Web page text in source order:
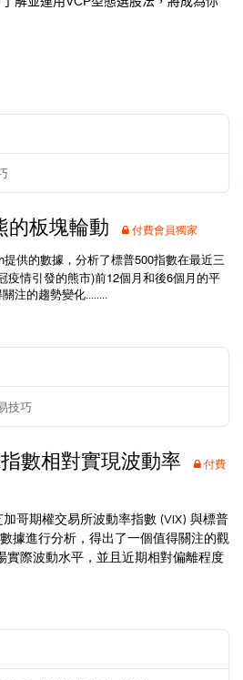
的板塊輪動 付費會員獨家
提供的數據，分析了標普500指數在最近三
疫情引發的熊市)前12個月和後6個月的平
注的趨勢變化........
技巧
數相對實現波動率
付費
哥期權交易所波動率指數 (VIX) 與標普
據進行分析，得出了一個值得關注的觀
實際波動水平，並且近期相對偏離程度